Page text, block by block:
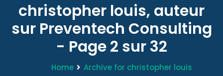
christopher louis, auteur
sur Preventech Consulting
- Page 2 sur 32
Home Archive for christopher louis